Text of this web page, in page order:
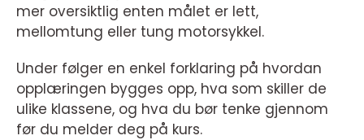
mer oversiktlig enten målet er lett,
mellomtung eller tung motorsykkel.
Under følger en enkel forklaring på hvordan
opplæringen bygges opp, hva som skiller de
ulike klassene, og hva du bør tenke gjennom
før du melder deg på kurs.